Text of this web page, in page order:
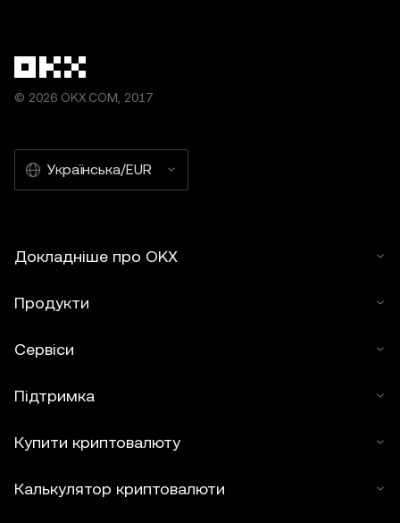
© 2026 OKX.COM, 2017
Українська/EUR
Докладніше про OKX
Продукти
Сервіси
Підтримка
Купити криптовалюту
Калькулятор криптовалюти